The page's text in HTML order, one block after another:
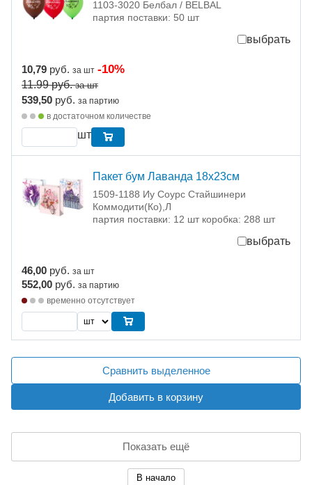
1103-3020 Белбал / BELBAL
партия поставки: 50 шт
выбрать
10,79 руб. за шт -10%
11.99руб. за шт
539,50 руб. за партию
в достаточном количестве
шт
Пакет бум Лаванда 18х23см
1509-1188 Иу Соурс Стайшинери
Коммодити(Ко),Л
партия поставки: 12 шт коробка: 288 шт
выбрать
46,00 руб. за шт
552,00 руб. за партию
временно отсутствует
Сравнить выделенное
Добавить в корзину
Показать ещё
В начало